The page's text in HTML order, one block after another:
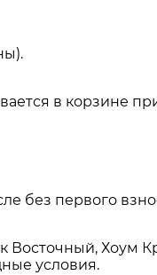
в корзине
без первого
Восточный, Хоум
условия.